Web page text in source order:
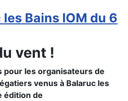
Bains IOM du 6
vent !
pour les organisateurs de
venus à Balaruc les
édition de